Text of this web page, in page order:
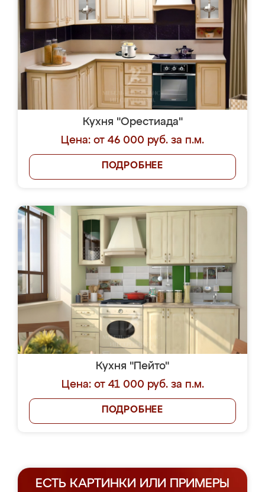
Кухня "Орестиада"
Цена: от 46 000 руб. за п.м.
ПОДРОБНЕЕ
Кухня "Пейто"
Цена: от 41 000 руб. за п.м.
ПОДРОБНЕЕ
ЕСТЬ КАРТИНКИ ИЛИ ПРИМЕРЫ